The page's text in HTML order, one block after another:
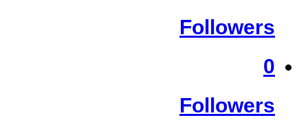
Followers
0
Followers